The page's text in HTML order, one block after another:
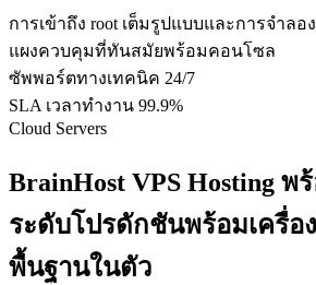
การเข้าถึง root เต็มรูปแบบและการจำลอ
แผงควบคุมที่ทันสมัยพร้อมคอนโซล
ซัพพอร์ตทางเทคนิค 24/7
SLA เวลาทำงาน 99.9%
Cloud Servers
BrainHost VPS Hosting พ
ระดับโปรดักชันพร้อมเครื่อ
พื้นฐานในตัว